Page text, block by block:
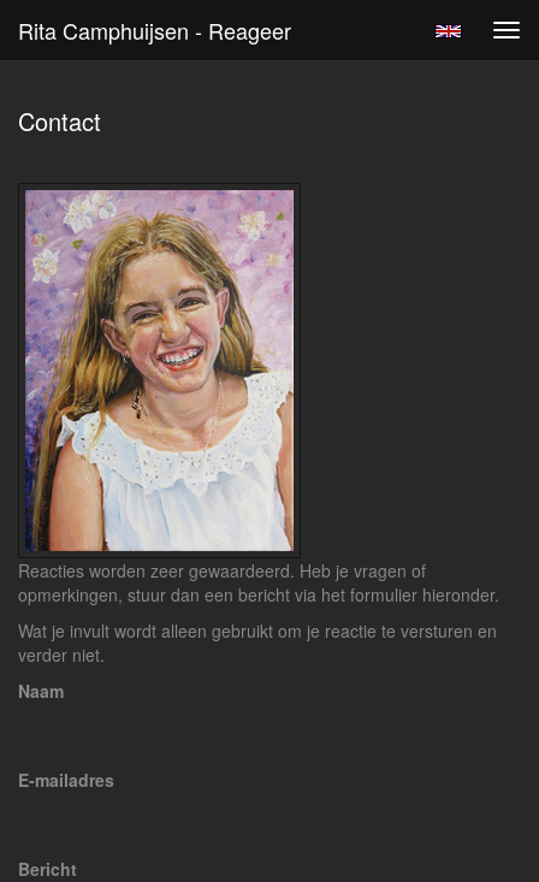
Rita Camphuijsen - Reageer
Contact
Reacties worden zeer gewaardeerd. Heb je vragen of
opmerkingen, stuur dan een bericht via het formulier hieronder.
Wat je invult wordt alleen gebruikt om je reactie te versturen en
verder niet.
Naam
E-mailadres
Bericht